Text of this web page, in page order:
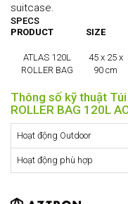
suitcase.
SPECS
PRODUCT
SIZE
ATLAS 120L
ROLLER BAG
45 x 25 x
90 cm
Thông số kỹ thuật
ROLLER BAG 120L
Hoạt động Outdoor
Hoạt động phù hợp